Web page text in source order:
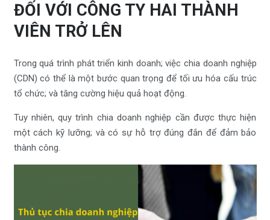
ĐỐI VỚI CÔNG TY HAI THÀNH
VIÊN TRỞ LÊN
Trong quá trình phát triển kinh doanh; việc chia doanh nghiệp
(CDN) có thể là một bước quan trọng để tối ưu hóa cấu trúc
tổ chức; và tăng cường hiệu quả hoạt động.
Tuy nhiên, quy trình chia doanh nghiệp cần được thực hiện
một cách kỹ lưỡng; và có sự hỗ trợ đúng đắn để đảm bảo
thành công.